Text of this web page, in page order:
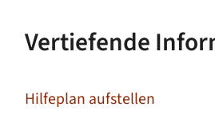
Vertiefende
Hilfeplan aufstellen